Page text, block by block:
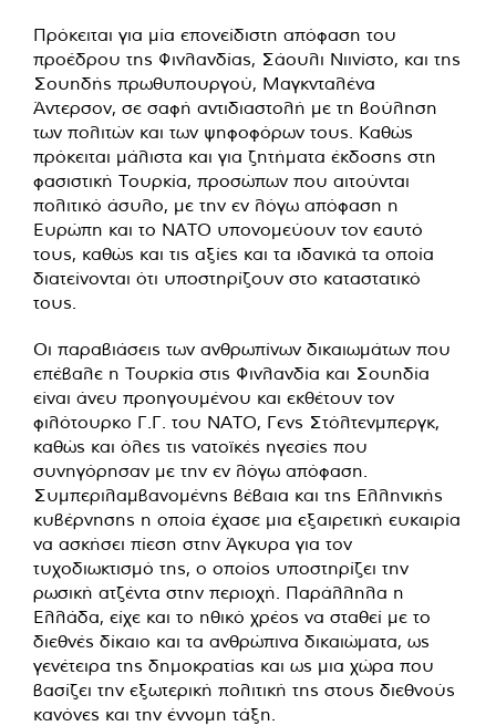
Πρόκειται για μία επονείδιστη απόφαση του
προέδρου της Φινλανδίας, Σάουλι Νιινίστο, και της
Σουηδής πρωθυπουργού, Μαγκνταλένα
Άντερσον, σε σαφή αντιδιαστολή με τη βούληση
των πολιτών και των ψηφοφόρων τους. Καθώς
πρόκειται μάλιστα και για ζητήματα έκδοσης στη
φασιστική Τουρκία, προσώπων που αιτούνται
πολιτικό άσυλο, με την εν λόγω απόφαση η
Ευρώπη και το ΝΑΤΟ υπονομεύουν τον εαυτό
τους, καθώς και τις αξίες και τα ιδανικά τα οποία
διατείνονται ότι υποστηρίζουν στο καταστατικό
τους.
Οι παραβιάσεις των ανθρωπίνων δικαιωμάτων που
επέβαλε η Τουρκία στις Φινλανδία και Σουηδία
είναι άνευ προηγουμένου και εκθέτουν τον
φιλότουρκο Γ.Γ. του ΝΑΤΟ, Γενς Στόλτενμπεργκ,
καθώς και όλες τις νατοϊκές ηγεσίες που
συνηγόρησαν με την εν λόγω απόφαση.
Συμπεριλαμβανομένης βέβαια και της Ελληνικής
κυβέρνησης η οποία έχασε μια εξαιρετική ευκαιρία
να ασκήσει πίεση στην Άγκυρα για τον
τυχοδιωκτισμό της, ο οποίος υποστηρίζει την
ρωσική ατζέντα στην περιοχή. Παράλληλα η
Ελλάδα, είχε και το ηθικό χρέος να σταθεί με το
διεθνές δίκαιο και τα ανθρώπινα δικαιώματα, ως
γενέτειρα της δημοκρατίας και ως μια χώρα που
βασίζει την εξωτερική πολιτική της στους διεθνούς
κανόνες και την έννομη τάξη.